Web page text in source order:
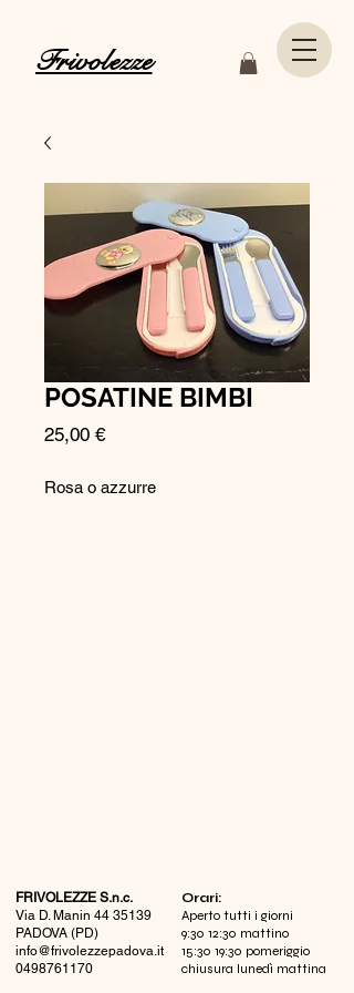
Frivolezze
POSATINE BIMBI
25,00 €Prezzo
Rosa o azzurre
FRIVOLEZZE S.n.c.
Via D. Manin 44 35139
PADOVA (PD)
info@frivolezzepadova.it
0498761170
​Orari:
Aperto tutti i giorni
9:30 12:30 mattino
15:30 19:30 pomeriggio
chiusura lunedì mattina